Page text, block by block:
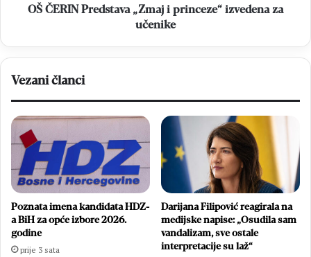
OŠ ČERIN Predstava „Zmaj i princeze“ izvedena za
učenike
Vezani članci
Poznata imena kandidata HDZ-
a BiH za opće izbore 2026.
godine
prije 3 sata
Darijana Filipović reagirala na
medijske napise: „Osudila sam
vandalizam, sve ostale
interpretacije su laž“